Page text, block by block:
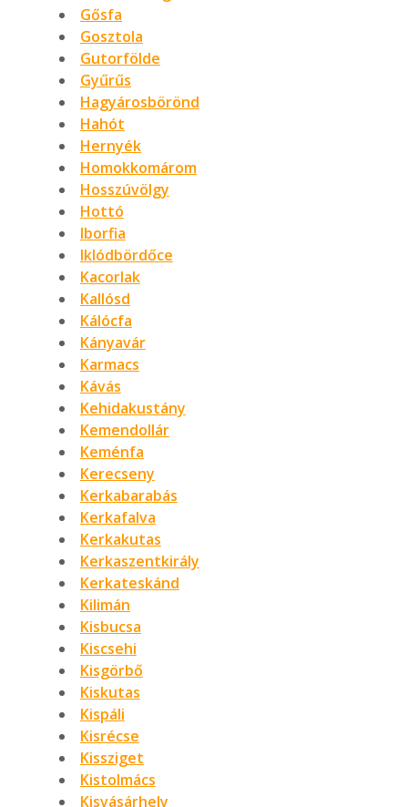
Gősfa
Gosztola
Gutorfölde
Gyűrűs
Hagyárosbörönd
Hahót
Hernyék
Homokkomárom
Hosszúvölgy
Hottó
Iborfia
Iklódbördőce
Kacorlak
Kallósd
Kálócfa
Kányavár
Karmacs
Kávás
Kehidakustány
Kemendollár
Keménfa
Kerecseny
Kerkabarabás
Kerkafalva
Kerkakutas
Kerkaszentkirály
Kerkateskánd
Kilimán
Kisbucsa
Kiscsehi
Kisgörbő
Kiskutas
Kispáli
Kisrécse
Kissziget
Kistolmács
Kisvásárhely